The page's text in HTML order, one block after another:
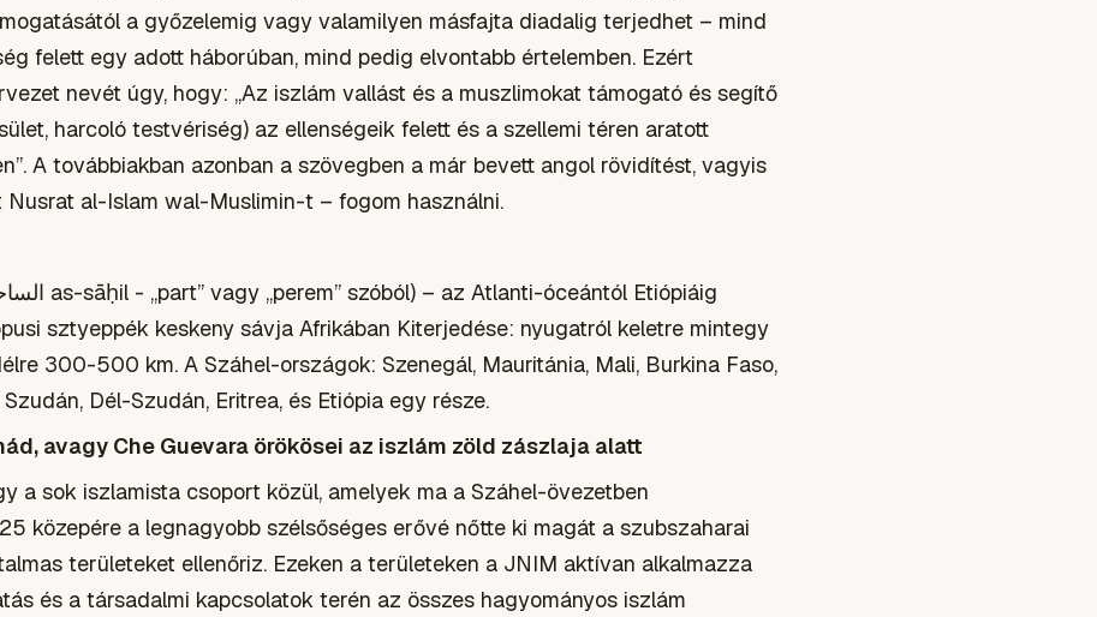
a győzelemig vagy valamilyen másfajta diadalig terjedhet – mind
felett egy adott háborúban, mind pedig elvontabb értelemben. Ezért
nevét úgy, hogy: „Az iszlám vallást és a muszlimokat támogató és segítő
harcoló testvériség) az ellenségeik felett és a szellemi téren aratott
A továbbiakban azonban a szövegben a már bevett angol rövidítést, vagyis
al-Islam wal-Muslimin-t – fogom használni.
sztyeppék keskeny sávja Afrikában Kiterjedése: nyugatról keletre mintegy
300-500 km. A Száhel-országok: Szenegál, Mauritánia, Mali, Burkina Faso,
Dél-Szudán, Eritrea, és Etiópia egy része.
avagy Che Guevara örökösei az iszlám zöld zászlaja alatt
a sok iszlamista csoport közül, amelyek ma a Száhel-övezetben
közepére a legnagyobb szélsőséges erővé nőtte ki magát a szubszaharai
területeket ellenőriz. Ezeken a területeken a JNIM aktívan alkalmazza
és a társadalmi kapcsolatok terén az összes hagyományos iszlám